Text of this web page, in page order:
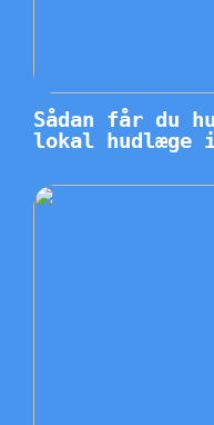
Sådan får du
lokal hudlæge i